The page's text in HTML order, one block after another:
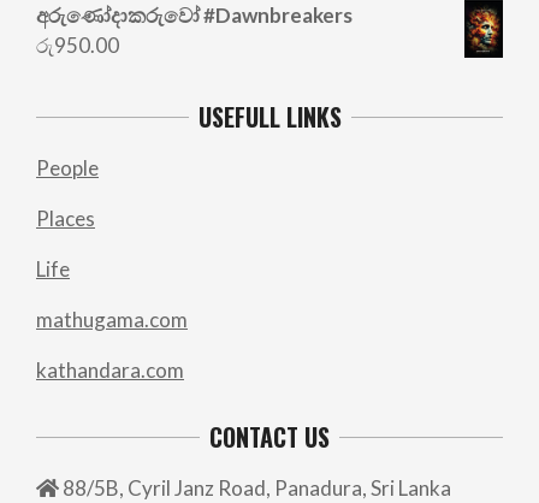
අරු‍ණෝදාකරුවෝ #Dawnbreakers
රු950.00
USEFULL LINKS
People
Places
Life
mathugama.com
kathandara.com
CONTACT US
88/5B, Cyril Janz Road, Panadura, Sri Lanka